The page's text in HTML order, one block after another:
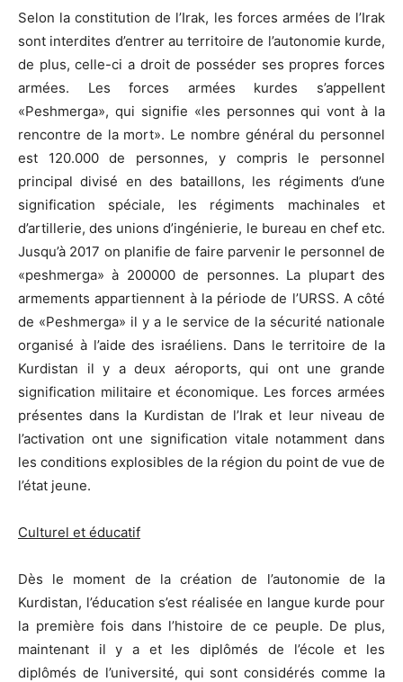
Selon la constitution de l’Irak, les forces armées de l’Irak
sont interdites d’entrer au territoire de l’autonomie kurde,
de plus, celle-ci a droit de posséder ses propres forces
armées. Les forces armées kurdes s’appellent
«Peshmerga», qui signifie «les personnes qui vont à la
rencontre de la mort». Le nombre général du personnel
est 120.000 de personnes, y compris le personnel
principal divisé en des bataillons, les régiments d’une
signification spéciale, les régiments machinales et
d’artillerie, des unions d’ingénierie, le bureau en chef etc.
Jusqu’à 2017 on planifie de faire parvenir le personnel de
«peshmerga» à 200000 de personnes. La plupart des
armements appartiennent à la période de l’URSS. A côté
de «Peshmerga» il y a le service de la sécurité nationale
organisé à l’aide des israéliens. Dans le territoire de la
Kurdistan il y a deux aéroports, qui ont une grande
signification militaire et économique. Les forces armées
présentes dans la Kurdistan de l’Irak et leur niveau de
l’activation ont une signification vitale notamment dans
les conditions explosibles de la région du point de vue de
l’état jeune.
Culturel et éducatif
Dès le moment de la création de l’autonomie de la
Kurdistan, l’éducation s’est réalisée en langue kurde pour
la première fois dans l’histoire de ce peuple. De plus,
maintenant il y a et les diplômés de l’école et les
diplômés de l’université, qui sont considérés comme la